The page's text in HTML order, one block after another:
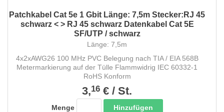
Patchkabel Cat 5e 1 Gbit Länge: 7,5m Stecker:RJ 45
schwarz < > RJ 45 schwarz Datenkabel Cat 5E
SF/UTP / schwarz
Länge: 7,5m
4x2xAWG26 100 MHz PVC Belegung nach TIA / EIA 568B
Metermarkierung auf der Tülle Flammwidrig IEC 60332-1
RoHS Konform
3,16 € / St.
Menge Hinzufügen